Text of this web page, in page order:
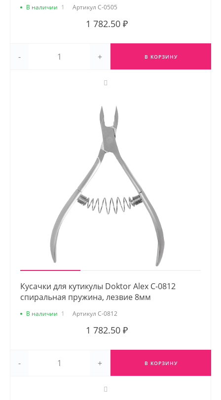
В наличии 1 Артикул С-0505
1 782.50 ₽
- + В КОРЗИНУ
Кусачки для кутикулы Doktor Alex С-0812
спиральная пружина, лезвие 8мм
В наличии 1 Артикул С-0812
1 782.50 ₽
- + В КОРЗИНУ